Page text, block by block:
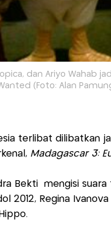
dan Ariyo Wahab
(Foto: Alan
terlibat dilibatkan
Madagascar 3:
Bekti mengisi suara
2012, Regina